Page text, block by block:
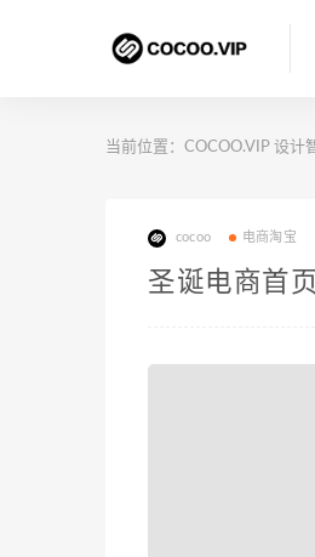
当前位置： COCOO.VIP 设计
cocoo 电商淘宝
圣诞电商首页